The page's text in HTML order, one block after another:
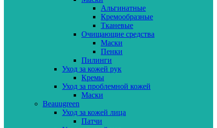
Альгинатные
Кремообразные
Тканевые
Очищающие средства
Маски
Пенки
Пилинги
Уход за кожей рук
Кремы
Уход за проблемной кожей
Маски
Beauugreen
Уход за кожей лица
Патчи